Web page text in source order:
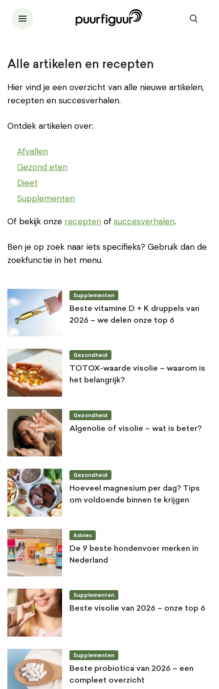
Alle artikelen en recepten
Hier vind je een overzicht van alle nieuwe artikelen,
recepten en succesverhalen.
Ontdek artikelen over:
Afvallen
Gezond eten
Dieet
Supplementen
Of bekijk onze recepten of succesverhalen.
Ben je op zoek naar iets specifieks? Gebruik dan de
zoekfunctie in het menu.
Supplementen
Beste vitamine D + K druppels van
2026 – we delen onze top 6
Gezondheid
TOTOX-waarde visolie – waarom is
het belangrijk?
Gezondheid
Algenolie of visolie – wat is beter?
Gezondheid
Hoeveel magnesium per dag? Tips
om voldoende binnen te krijgen
Advies
De 9 beste hondenvoer merken in
Nederland
Supplementen
Beste visolie van 2026 – onze top 6
Supplementen
Beste probiotica van 2026 – een
compleet overzicht